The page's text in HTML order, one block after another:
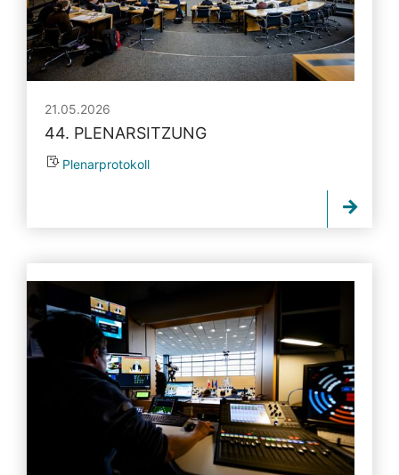
21.05.2026
44. PLENARSITZUNG
Plenarprotokoll